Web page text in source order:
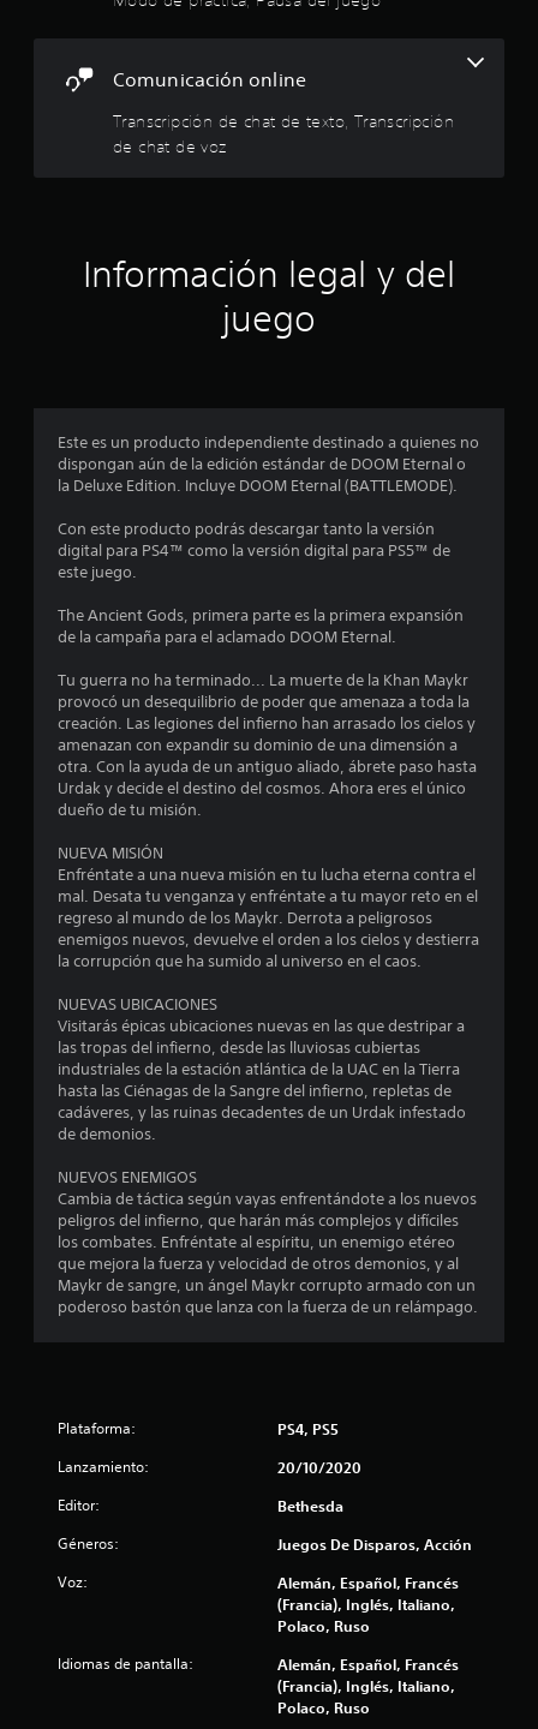
c
c
n
e
s
e
s
a
r
c
o
e
s
t
á
t
i
l
s
.
S
e
p
u
e
d
j
u
g
a
r
i
n
v
i
b
r
a
c
i
ó
n
d
e
l
m
o
P
a
u
e
o
f
f
.
Comunicación online
Transcripción de chat de texto, Transcripción
de chat de voz
Información legal y del
juego
Este es un producto independiente destinado a quienes no
dispongan aún de la edición estándar de DOOM Eternal o
la Deluxe Edition. Incluye DOOM Eternal (BATTLEMODE).
Con este producto podrás descargar tanto la versión
digital para PS4™ como la versión digital para PS5™ de
este juego.
The Ancient Gods, primera parte es la primera expansión
de la campaña para el aclamado DOOM Eternal.
Tu guerra no ha terminado... La muerte de la Khan Maykr
provocó un desequilibrio de poder que amenaza a toda la
creación. Las legiones del infierno han arrasado los cielos y
amenazan con expandir su dominio de una dimensión a
otra. Con la ayuda de un antiguo aliado, ábrete paso hasta
Urdak y decide el destino del cosmos. Ahora eres el único
dueño de tu misión.
NUEVA MISIÓN
Enfréntate a una nueva misión en tu lucha eterna contra el
mal. Desata tu venganza y enfréntate a tu mayor reto en el
regreso al mundo de los Maykr. Derrota a peligrosos
enemigos nuevos, devuelve el orden a los cielos y destierra
la corrupción que ha sumido al universo en el caos.
NUEVAS UBICACIONES
Visitarás épicas ubicaciones nuevas en las que destripar a
las tropas del infierno, desde las lluviosas cubiertas
industriales de la estación atlántica de la UAC en la Tierra
hasta las Ciénagas de la Sangre del infierno, repletas de
cadáveres, y las ruinas decadentes de un Urdak infestado
de demonios.
NUEVOS ENEMIGOS
Cambia de táctica según vayas enfrentándote a los nuevos
peligros del infierno, que harán más complejos y difíciles
los combates. Enfréntate al espíritu, un enemigo etéreo
que mejora la fuerza y velocidad de otros demonios, y al
Maykr de sangre, un ángel Maykr corrupto armado con un
poderoso bastón que lanza con la fuerza de un relámpago.
Plataforma: PS4, PS5
Lanzamiento: 20/10/2020
Editor: Bethesda
Géneros: Juegos De Disparos, Acción
Voz:
Alemán, Español, Francés
(Francia), Inglés, Italiano,
Polaco, Ruso
Idiomas de pantalla:
Alemán, Español, Francés
(Francia), Inglés, Italiano,
Polaco, Ruso